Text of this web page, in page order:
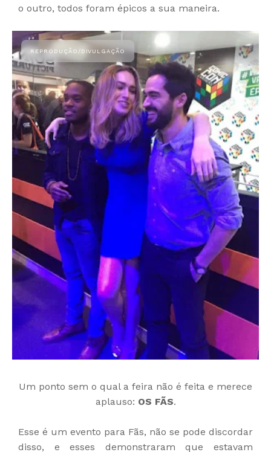
o outro, todos foram épicos a sua maneira.
Um ponto sem o qual a feira não é feita e merece
aplauso: OS FÃS.
Esse é um evento para Fãs, não se pode discordar
disso, e esses demonstraram que estavam